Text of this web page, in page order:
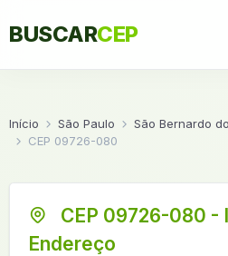
BUSCARCEP
Início São Paulo São Bernardo
CEP 09726-080
CEP 09726-080 -
Endereço